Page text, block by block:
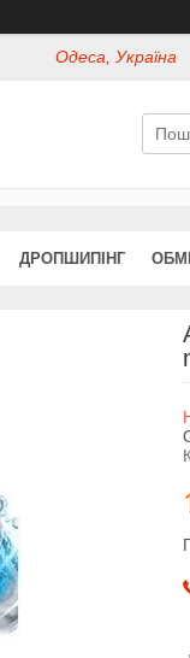
Одеса, Україна
ДРОПШИПІНГ